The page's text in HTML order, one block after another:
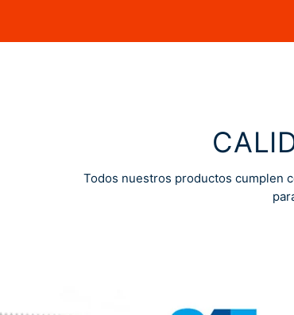
Todos nuestros productos cumplen